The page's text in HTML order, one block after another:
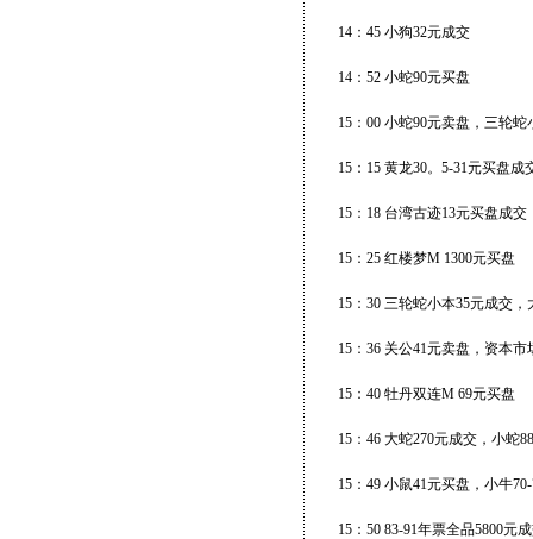
14：45 小狗32元成交
14：52 小蛇90元买盘
15：00 小蛇90元卖盘，三轮蛇
15：15 黄龙30。5-31元买盘成
15：18 台湾古迹13元买盘成交
15：25 红楼梦M 1300元买盘
15：30 三轮蛇小本35元成交
15：36 关公41元卖盘，资本
15：40 牡丹双连M 69元买盘
15：46 大蛇270元成交，小蛇
15：49 小鼠41元买盘，小牛
15：50 83-91年票全品5800元